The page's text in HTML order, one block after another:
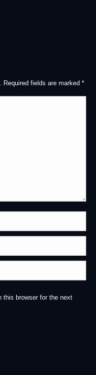
fields are marked *
this browser for the next